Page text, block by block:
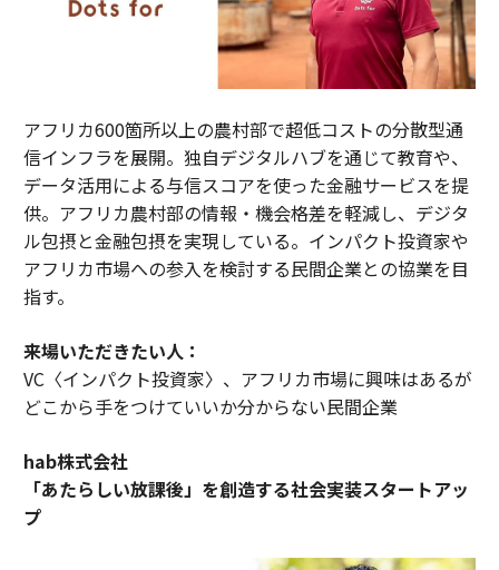
アフリカ600箇所以上の農村部で超低コストの分散型通
信インフラを展開。独自デジタルハブを通じて教育や、
データ活用による与信スコアを使った金融サービスを提
供。アフリカ農村部の情報・機会格差を軽減し、デジタ
ル包摂と金融包摂を実現している。インパクト投資家や
アフリカ市場への参入を検討する民間企業との協業を目
指す。
来場いただきたい人：
VC〈インパクト投資家〉、アフリカ市場に興味はあるが
どこから手をつけていいか分からない民間企業
hab株式会社
「あたらしい放課後」を創造する社会実装スタートアッ
プ